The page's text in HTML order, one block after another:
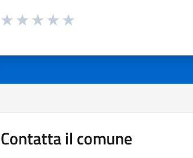
Valuta da 1 a 5 stelle la pagina
Contatta il comune